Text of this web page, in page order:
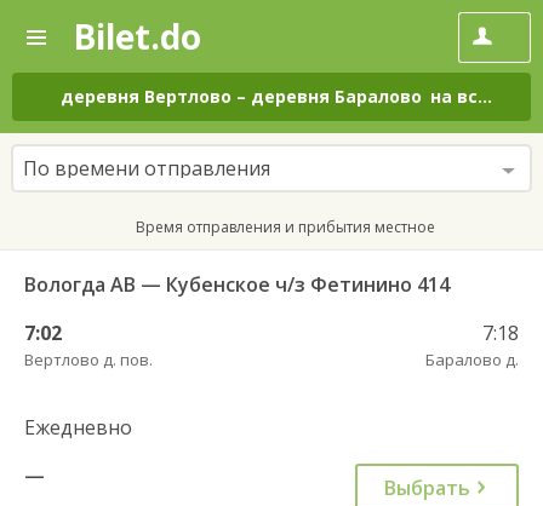
—
Поиск
и
покупка
билетов
на
автобус
онлайн
Bilet.do
деревня Вертлово – деревня Баралово на все дни
По времени отправления
Время отправления и прибытия местное
Вологда АВ — Кубенское ч/з Фетинино 414
7:02
Вертлово д. пов.
7:18
Баралово д.
Ежедневно
—
Выбрать